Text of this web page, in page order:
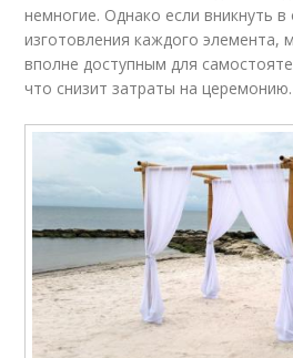
немногие. Однако если вникнуть в
изготовления каждого элемента,
вполне доступным для
что снизит затраты на церемонию.